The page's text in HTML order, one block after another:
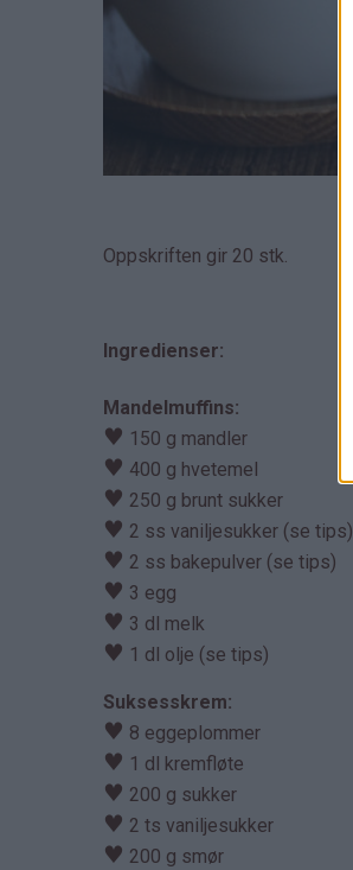
Oppskriften gir 20 stk.
Ingredienser:
Mandelmuffins:
♥ 150 g mandler
♥ 400 g hvetemel
♥ 250 g brunt sukker
♥ 2 ss vaniljesukker (se tips)
♥ 2 ss bakepulver (se tips)
♥ 3 egg
♥ 3 dl melk
♥ 1 dl olje (se tips)
Suksesskrem:
♥ 8 eggeplommer
♥ 1 dl kremfløte
♥ 200 g sukker
♥ 2 ts vaniljesukker
♥ 200 g smør